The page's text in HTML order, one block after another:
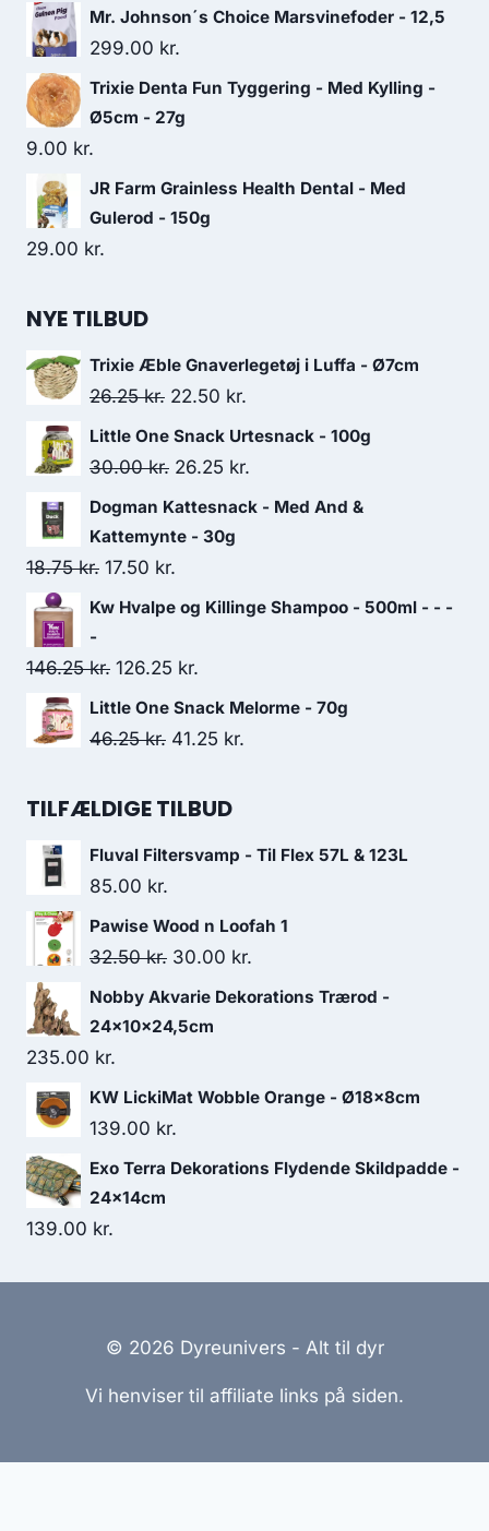
Mr. Johnson´s Choice Marsvinefoder - 12,5
299.00 kr.
Trixie Denta Fun Tyggering - Med Kylling -
Ø5cm - 27g
9.00 kr.
JR Farm Grainless Health Dental - Med
Gulerod - 150g
29.00 kr.
NYE TILBUD
Trixie Æble Gnaverlegetøj i Luffa - Ø7cm
26.25kr. Den
oprindelige
pris
26.25 kr..
22.50 kr.
aktuelle
Little One Snack Urtesnack - 100g
30.00kr. Den
oprindelige
pris
30.00 kr..
26.25 kr.
aktuelle
26.25 kr..
Dogman Kattesnack - Med And &
Kattemynte - 30g
18.75kr. Den
oprindelige
var:
18.75 kr..
17.50 kr.
aktuelle
er:
17.50 kr..
Kw Hvalpe og Killinge Shampoo - 500ml - - -
-
146.25kr. Den
oprindelige
pris
146.25 kr..
126.25 kr.
aktuelle
pris
126.25 kr..
Little One Snack Melorme - 70g
46.25kr. Den
pris
46.25 kr..
41.25 kr.
41.25 kr..
TILFÆLDIGE TILBUD
Fluval Filtersvamp - Til Flex 57L & 123L
85.00 kr.
Pawise Wood n Loofah 1
32.50kr. Den
oprindelige
pris
32.50 kr..
30.00 kr.
aktuelle
30.00 kr..
Nobby Akvarie Dekorations Trærod -
24x10x24,5cm
235.00 kr.
KW LickiMat Wobble Orange - Ø18x8cm
139.00 kr.
Exo Terra Dekorations Flydende Skildpadde -
24x14cm
139.00 kr.
© 2026 Dyreunivers - Alt til dyr
Vi henviser til affiliate links på siden.